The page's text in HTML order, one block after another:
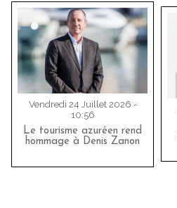
Vendredi 24 Juillet 2026 -
10:56
Le tourisme azuréen rend
hommage à Denis Zanon